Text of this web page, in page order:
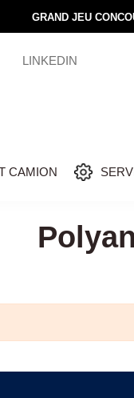
GRAND JEU
LINKEDIN
CAMION